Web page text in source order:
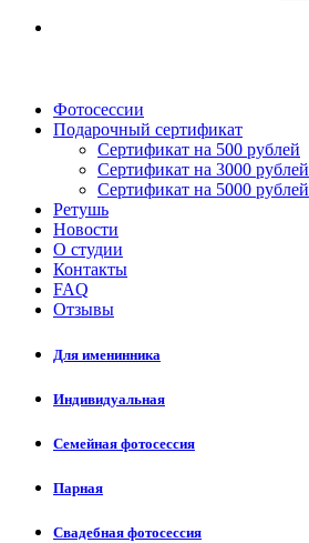
Фотосессии
Подарочный сертификат
Сертификат на 500 рублей
Сертификат на 3000 рублей
Сертификат на 5000 рублей
Ретушь
Новости
О студии
Контакты
FAQ
Отзывы
Для именинника
Индивидуальная
Семейная фотосессия
Парная
Свадебная фотосессия